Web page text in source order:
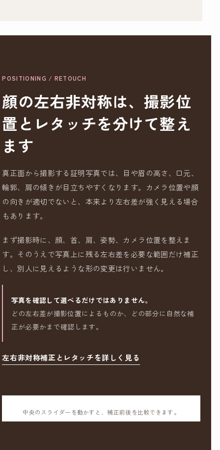
POSITIONING / RETOUCH
顔の左右非対称は、撮影位
置とレタッチを分けて整え
ます
真正面から撮影する証明写真では、目や眉の高さ、口元、
輪郭、肩の傾きが目立ちやすくなります。カメラ位置や顔
の向きが適切でないと、本来より左右差が強く見える場合
もあります。
まず撮影時に、顔、首、肩、姿勢、カメラ位置を整えま
す。そのうえで写真上に残る左右差を必要な範囲だけ補正
し、別人に見えるような形の変更は行いません。
写真を確認して選べるだけではありません。
どの左右差が撮影位置によるものか、どの部分に自然な補
正が必要かまで確認します。
左右非対称補正とレタッチを詳しく見る
中央のスライダーを動かすと、補正前後を比較できます。